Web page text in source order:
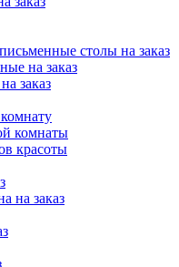
столы на заказ
на заказ
заказ
комнаты
красоты
на заказ